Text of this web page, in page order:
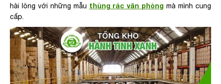
hài lòng với những mẫu thùng rác văn phòng mà mình cung
cấp.